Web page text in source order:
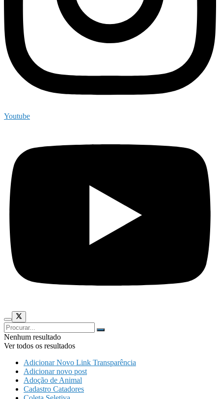
Youtube
Nenhum resultado
Ver todos os resultados
Adicionar Novo Link Transparência
Adicionar novo post
Adoção de Animal
Cadastro Catadores